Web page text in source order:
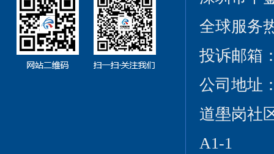
全球服务
投诉邮箱
公司地址
道壆岗社
A1-1